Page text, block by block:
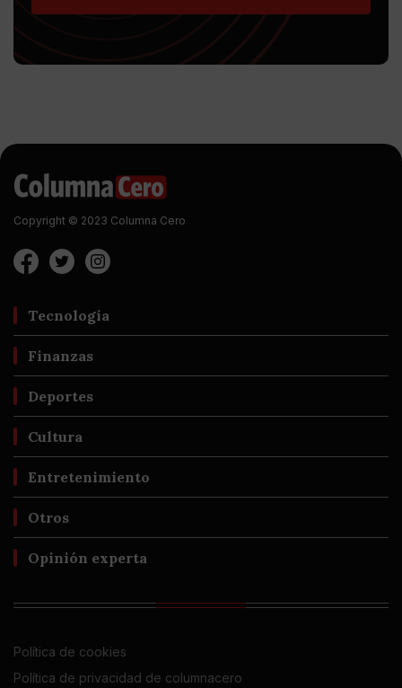
Copyright © 2023 Columna Cero
Tecnología
Finanzas
Deportes
Cultura
Entretenimiento
Otros
Opinión experta
Política de cookies
Política de privacidad de columnacero